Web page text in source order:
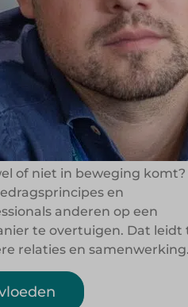
je impact.
met het begrijpen van
bepaalde keuzes?
of niet in beweging komt?
en
anderen op een
te overtuigen. Dat leidt
relaties en samenwerking.